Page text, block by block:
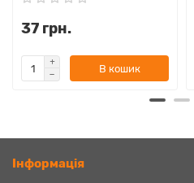
37 грн.
В кошик
Iнформація